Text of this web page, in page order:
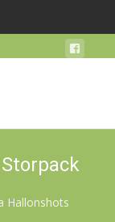
Hallonshots